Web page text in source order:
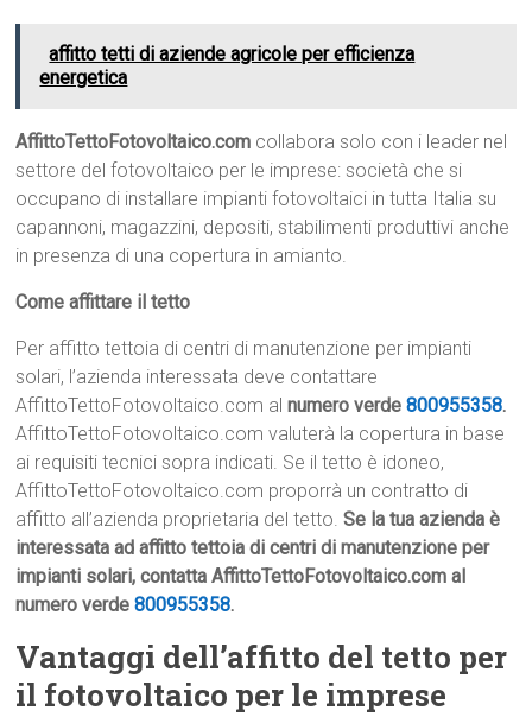
affitto tetti di aziende agricole per efficienza
energetica
AffittoTettoFotovoltaico.com collabora solo con i leader nel
settore del fotovoltaico per le imprese: società che si
occupano di installare impianti fotovoltaici in tutta Italia su
capannoni, magazzini, depositi, stabilimenti produttivi anche
in presenza di una copertura in amianto.
Come affittare il tetto
Per affitto tettoia di centri di manutenzione per impianti
solari, l’azienda interessata deve contattare
AffittoTettoFotovoltaico.com alnumero verde800955358.
AffittoTettoFotovoltaico.com valuterà la copertura in base
ai requisiti tecnici sopra indicati. Se il tetto è idoneo,
AffittoTettoFotovoltaico.com proporrà un contratto di
affitto all’azienda proprietaria del tetto.Se la tua azienda è
interessata ad affitto tettoia di centri di manutenzione per
impianti solari, contatta AffittoTettoFotovoltaico.com al
numero verde800955358.
Vantaggi dell’affitto del tetto per
il fotovoltaico per le imprese